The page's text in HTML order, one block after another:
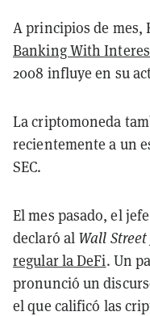
A principios de mes,
Banking With
2008 influye en su
La criptomoneda
recientemente a un
SEC.
El mes pasado, el
declaró al Wall
regular la DeFi. Un
pronunció un
el que calificó las